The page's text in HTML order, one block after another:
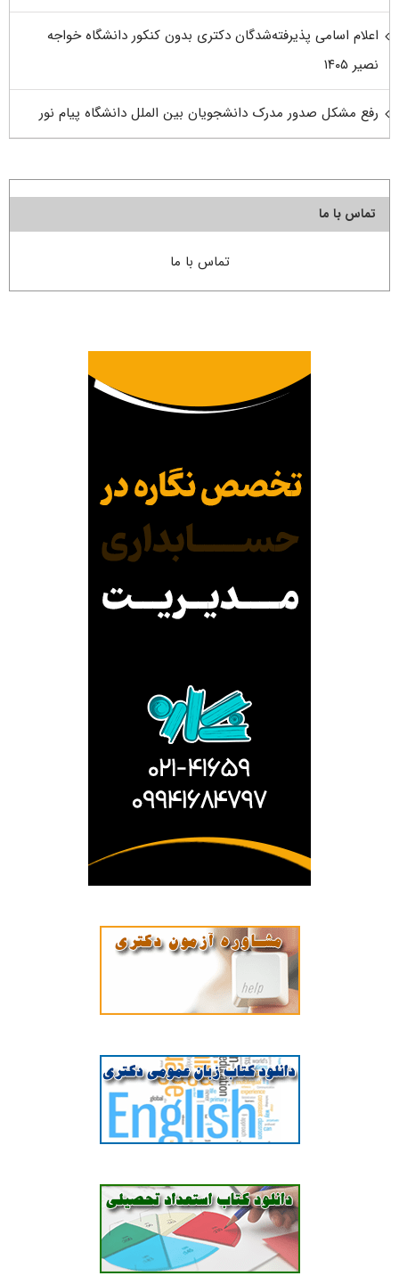
اعلام اسامی پذیرفته‌شدگان دکتری بدون کنکور دانشگاه خواجه
نصیر ۱۴۰۵
رفع مشکل صدور مدرک دانشجویان بین الملل دانشگاه پیام نور
تماس با ما
تماس با ما